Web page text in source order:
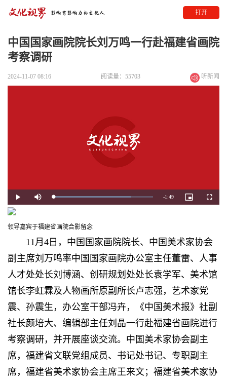
打开
中国国家画院院长刘万鸣一行赴福建省画院
考察调研
2024-11-07 08:16 阅读量：55703 听新闻
Play Mute Loaded:
Remaining
-1:49
Picture-
in-
领导嘉宾于福建省画院合影留念
11月4日，中国国家画院院长、中国美术家协会
副主席刘万鸣率中国国家画院办公室主任董雷、人事
人才处处长刘博涵、创研规划处处长袁学军、美术馆
馆长李虹霖及人物画所原副所长卢志强，艺术家党
震、孙震生，办公室干部冯卉，《中国美术报》社副
社长颜培大、编辑部主任刘晶一行赴福建省画院进行
考察调研，并开展座谈交流。中国美术家协会副主
席，福建省文联党组成员、书记处书记、专职副主
席，福建省美术家协会主席王来文；福建省美术家协